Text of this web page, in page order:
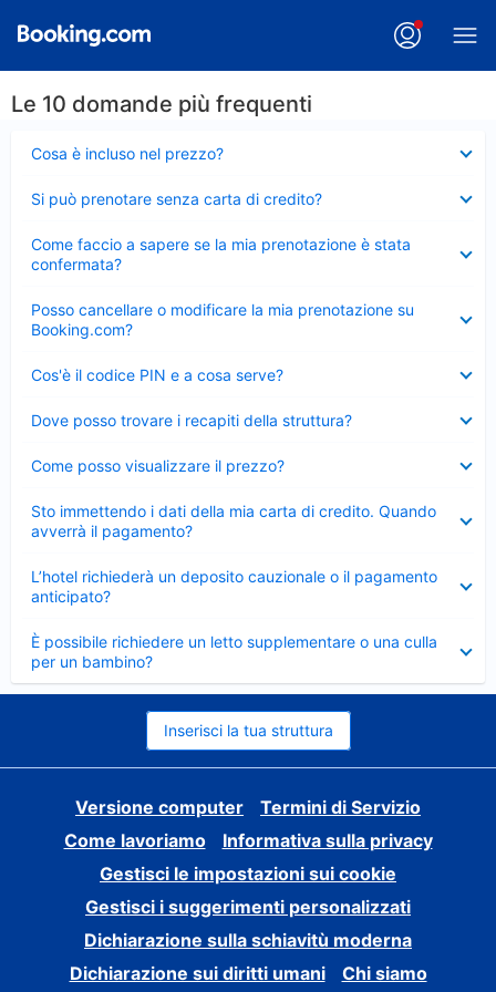
Le 10 domande più frequenti
Cosa è incluso nel prezzo?
chiuso
Si può prenotare senza carta di credito?
chiuso
Come faccio a sapere se la mia prenotazione è stata
confermata?
chiuso
Posso cancellare o modificare la mia prenotazione su
Booking.com?
chiuso
Cos'è il codice PIN e a cosa serve?
chiuso
Dove posso trovare i recapiti della struttura?
chiuso
Come posso visualizzare il prezzo?
chiuso
Sto immettendo i dati della mia carta di credito. Quando
avverrà il pagamento?
chiuso
L’hotel richiederà un deposito cauzionale o il pagamento
anticipato?
chiuso
È possibile richiedere un letto supplementare o una culla
per un bambino?
Elemento
chiuso
Inserisci la tua struttura
Versione computer
Termini di Servizio
Come lavoriamo
Informativa sulla privacy
Gestisci le impostazioni sui cookie
Gestisci i suggerimenti personalizzati
Dichiarazione sulla schiavitù moderna
Dichiarazione sui diritti umani
Chi siamo